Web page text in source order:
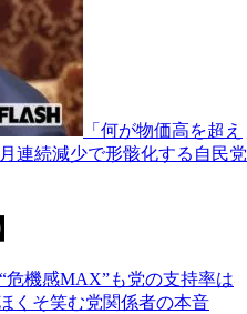
「何が物価高を超え
連続減少で形骸化する自民党
危機感MAX”も党の支持率は
くそ笑む党関係者の本音